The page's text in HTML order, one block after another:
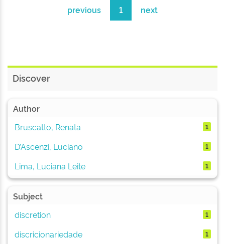
previous 1 next
Discover
Author
Bruscatto, Renata
1
D’Ascenzi, Luciano 1
Lima, Luciana Leite 1
Subject
discretion
1
discricionariedade 1